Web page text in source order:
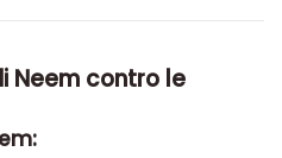
Neem contro le